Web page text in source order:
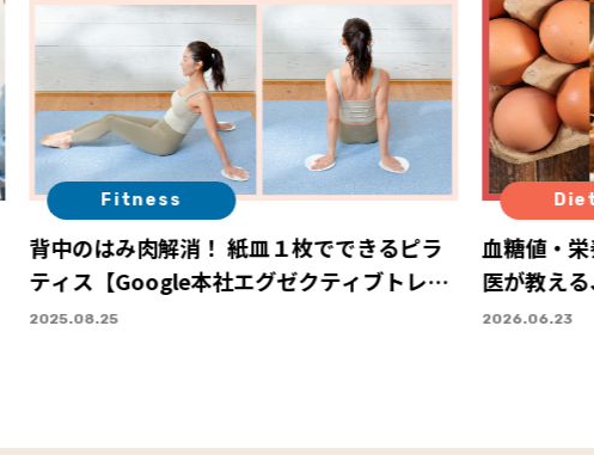
Fitness
背中のはみ肉解消！ 紙皿１枚でできるピラ
ティス【Google本社エグゼクティブトレー
ナー・Sayaさん直伝】 Vol.１
2025.08.25
血糖値・
医が教え
い”体を整
2026.06.23